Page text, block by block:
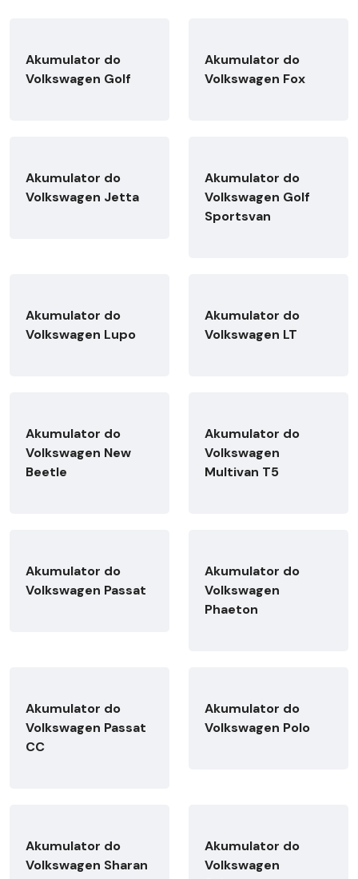
Akumulator do
Volkswagen Golf
Akumulator do
Volkswagen Fox
Akumulator do
Volkswagen Jetta
Akumulator do
Volkswagen Golf
Sportsvan
Akumulator do
Volkswagen Lupo
Akumulator do
Volkswagen LT
Akumulator do
Volkswagen New
Beetle
Akumulator do
Volkswagen
Multivan T5
Akumulator do
Volkswagen Passat
Akumulator do
Volkswagen
Phaeton
Akumulator do
Volkswagen Passat
CC
Akumulator do
Volkswagen Polo
Akumulator do
Volkswagen Sharan
Akumulator do
Volkswagen